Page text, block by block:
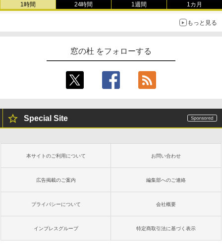
1時間 24時間 1週間 1カ月
もっと見る
窓の杜 をフォローする
Special Site
本サイトのご利用について お問い合わせ
広告掲載のご案内 編集部へのご連絡
プライバシーについて 会社概要
インプレスグループ 特定商取引法に基づく表示